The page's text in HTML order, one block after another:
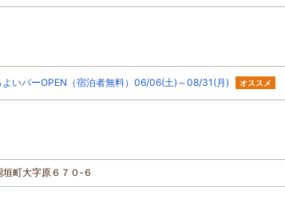
よいバーOPEN（宿泊者無料）06/06(土)～08/31(月) オススメ
町大字原６７０‐６